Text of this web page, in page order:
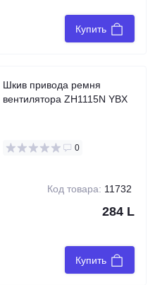
Купить
Шкив привода ремня
вентилятора ZH1115N YBX
0
Код товара: 11732
284 L
Купить